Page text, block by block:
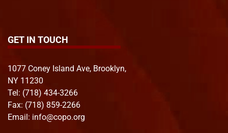
GET IN TOUCH
1077 Coney Island Ave, Brooklyn,
NY 11230
Tel: (718) 434-3266
Fax: (718) 859-2266
Email: info@copo.org